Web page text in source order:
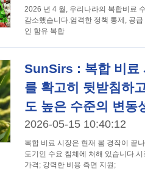
2026 년 4 월, 우리나라의 복합비료
감소했습니다.엄격한 정책 통제, 공
인 함유 복합
SunSirs : 복합 비료
를 확고히 뒷받침하
도 높은 수준의 변동
2026-05-15 10:40:12
복합 비료 시장은 현재 봄 경작이 끝
도기인 수요 침체에 처해 있습니다.
가격; 강력한 비용 측면 지원;